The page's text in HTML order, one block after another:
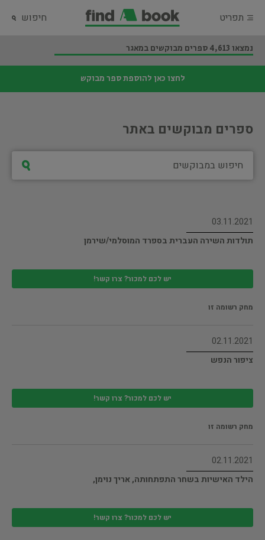
תפריט חיפוש
נמצאו 4,613 ספרים מבוקשים במאגר
לחצו כאן להוספת ספר מבוקש
ספרים מבוקשים באתר
03.11.2021
תולדות השירה העברית בספרד המוסלמי/שירמן
יש לכם למכור? צרו קשר!
מחק רשומה זו
02.11.2021
ציפור הנפש
יש לכם למכור? צרו קשר!
מחק רשומה זו
02.11.2021
הילד האישיות בשחר התפתחותה, אריך נוימן,
יש לכם למכור? צרו קשר!